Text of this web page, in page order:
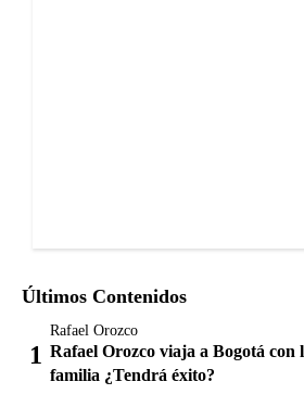
Últimos Contenidos
Rafael Orozco
Rafael Orozco viaja a Bogotá con
familia ¿Tendrá éxito?